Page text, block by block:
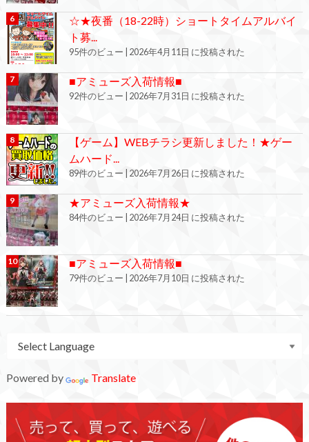
☆★夜番（18-22時）ショートタイムアルバイ
ト募...
95件のビュー 2026年4月11日 に投稿された
■アミューズ入荷情報■
92件のビュー 2026年7月31日 に投稿された
【ゲーム】WEBチラシ更新しました！★ゲー
ムハード...
89件のビュー 2026年7月26日 に投稿された
★アミューズ入荷情報★
84件のビュー 2026年7月24日 に投稿された
■アミューズ入荷情報■
79件のビュー 2026年7月10日 に投稿された
Powered by Translate